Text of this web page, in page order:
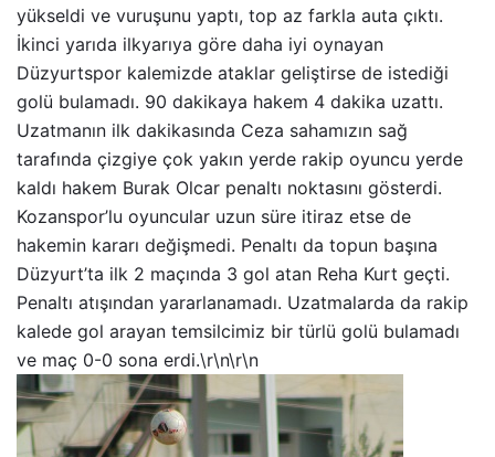
yükseldi ve vuruşunu yaptı, top az farkla auta çıktı.
İkinci yarıda ilkyarıya göre daha iyi oynayan
Düzyurtspor kalemizde ataklar geliştirse de istediği
golü bulamadı. 90 dakikaya hakem 4 dakika uzattı.
Uzatmanın ilk dakikasında Ceza sahamızın sağ
tarafında çizgiye çok yakın yerde rakip oyuncu yerde
kaldı hakem Burak Olcar penaltı noktasını gösterdi.
Kozanspor’lu oyuncular uzun süre itiraz etse de
hakemin kararı değişmedi. Penaltı da topun başına
Düzyurt’ta ilk 2 maçında 3 gol atan Reha Kurt geçti.
Penaltı atışından yararlanamadı. Uzatmalarda da rakip
kalede gol arayan temsilcimiz bir türlü golü bulamadı
ve maç 0-0 sona erdi.\r\n\r\n